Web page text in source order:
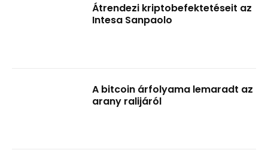
Átrendezi kriptobefektetéseit az
Intesa Sanpaolo
A bitcoin árfolyama lemaradt az
arany ralijáról